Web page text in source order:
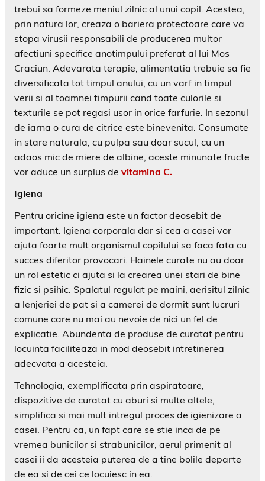
trebui sa formeze meniul zilnic al unui copil. Acestea,
prin natura lor, creaza o bariera protectoare care va
stopa virusii responsabili de producerea multor
afectiuni specifice anotimpului preferat al lui Mos
Craciun. Adevarata terapie, alimentatia trebuie sa fie
diversificata tot timpul anului, cu un varf in timpul
verii si al toamnei timpurii cand toate culorile si
texturile se pot regasi usor in orice farfurie. In sezonul
de iarna o cura de citrice este binevenita. Consumate
in stare naturala, cu pulpa sau doar sucul, cu un
adaos mic de miere de albine, aceste minunate fructe
vor aduce un surplus de vitamina C.
Igiena
Pentru oricine igiena este un factor deosebit de
important. Igiena corporala dar si cea a casei vor
ajuta foarte mult organismul copilului sa faca fata cu
succes diferitor provocari. Hainele curate nu au doar
un rol estetic ci ajuta si la crearea unei stari de bine
fizic si psihic. Spalatul regulat pe maini, aerisitul zilnic
a lenjeriei de pat si a camerei de dormit sunt lucruri
comune care nu mai au nevoie de nici un fel de
explicatie. Abundenta de produse de curatat pentru
locuinta faciliteaza in mod deosebit intretinerea
adecvata a acesteia.
Tehnologia, exemplificata prin aspiratoare,
dispozitive de curatat cu aburi si multe altele,
simplifica si mai mult intregul proces de igienizare a
casei. Pentru ca, un fapt care se stie inca de pe
vremea bunicilor si strabunicilor, aerul primenit al
casei ii da acesteia puterea de a tine bolile departe
de ea si de cei ce locuiesc in ea.